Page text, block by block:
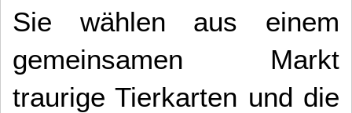
Sie wählen aus einem
gemeinsamen Markt
traurige Tierkarten und die